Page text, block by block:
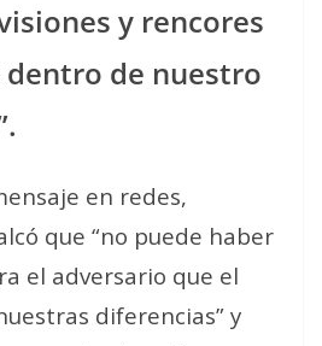
y rencores
de nuestro
en redes,
que “no puede haber
el adversario que el
diferencias” y